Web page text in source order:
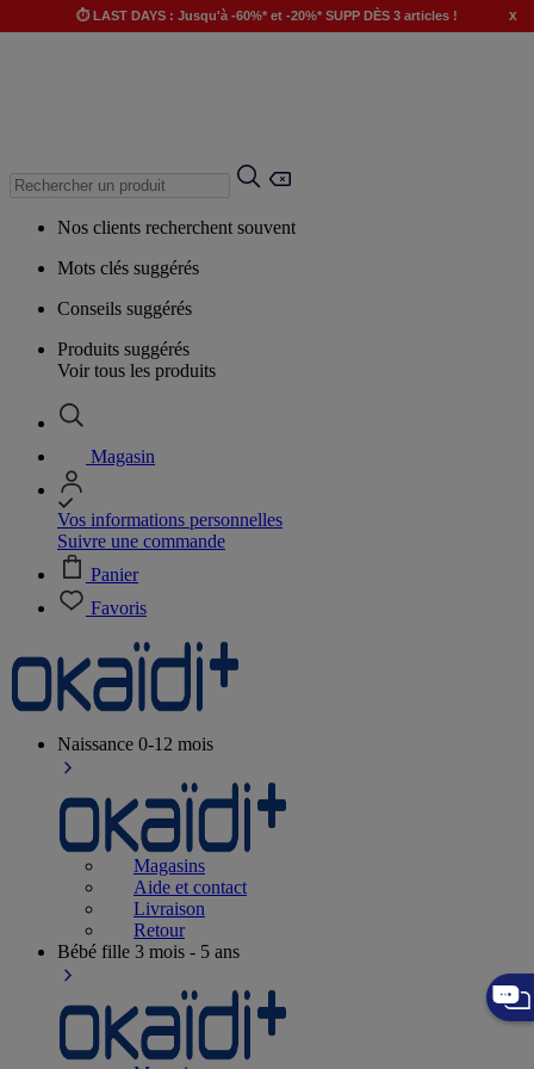
⏱️ LAST DAYS : Jusqu'à -60%* et -20%* SUPP DÈS 3 articles ! x
Nos clients recherchent souvent
Mots clés suggérés
Conseils suggérés
Produits suggérés
Voir tous les produits
Magasin
Vos informations personnelles
Suivre une commande
Panier
Favoris
Naissance 0-12 mois
Magasins
Aide et contact
Livraison
Retour
Bébé fille 3 mois - 5 ans